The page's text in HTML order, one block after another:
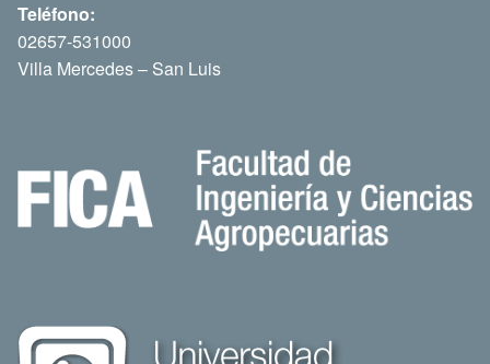
Teléfono:
02657-531000
Villa Mercedes – San Luis